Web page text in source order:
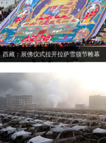
西藏：展佛仪式拉开拉萨雪顿节帷幕